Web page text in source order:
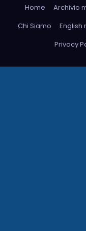
Home Archivio
Chi Siamo
English
Privacy